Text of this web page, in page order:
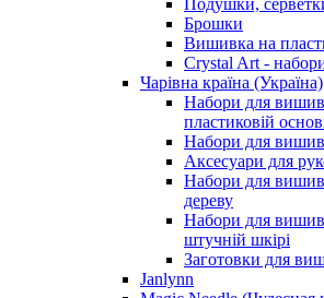
Брошки
Вишивка на
Crystal Art -
Чарівна країна (Україна)
Набори для
пластиковій
Набори для
Аксесуари для
Набори для
дереву
Набори для
штучній шкірі
Заготовки для
Janlynn